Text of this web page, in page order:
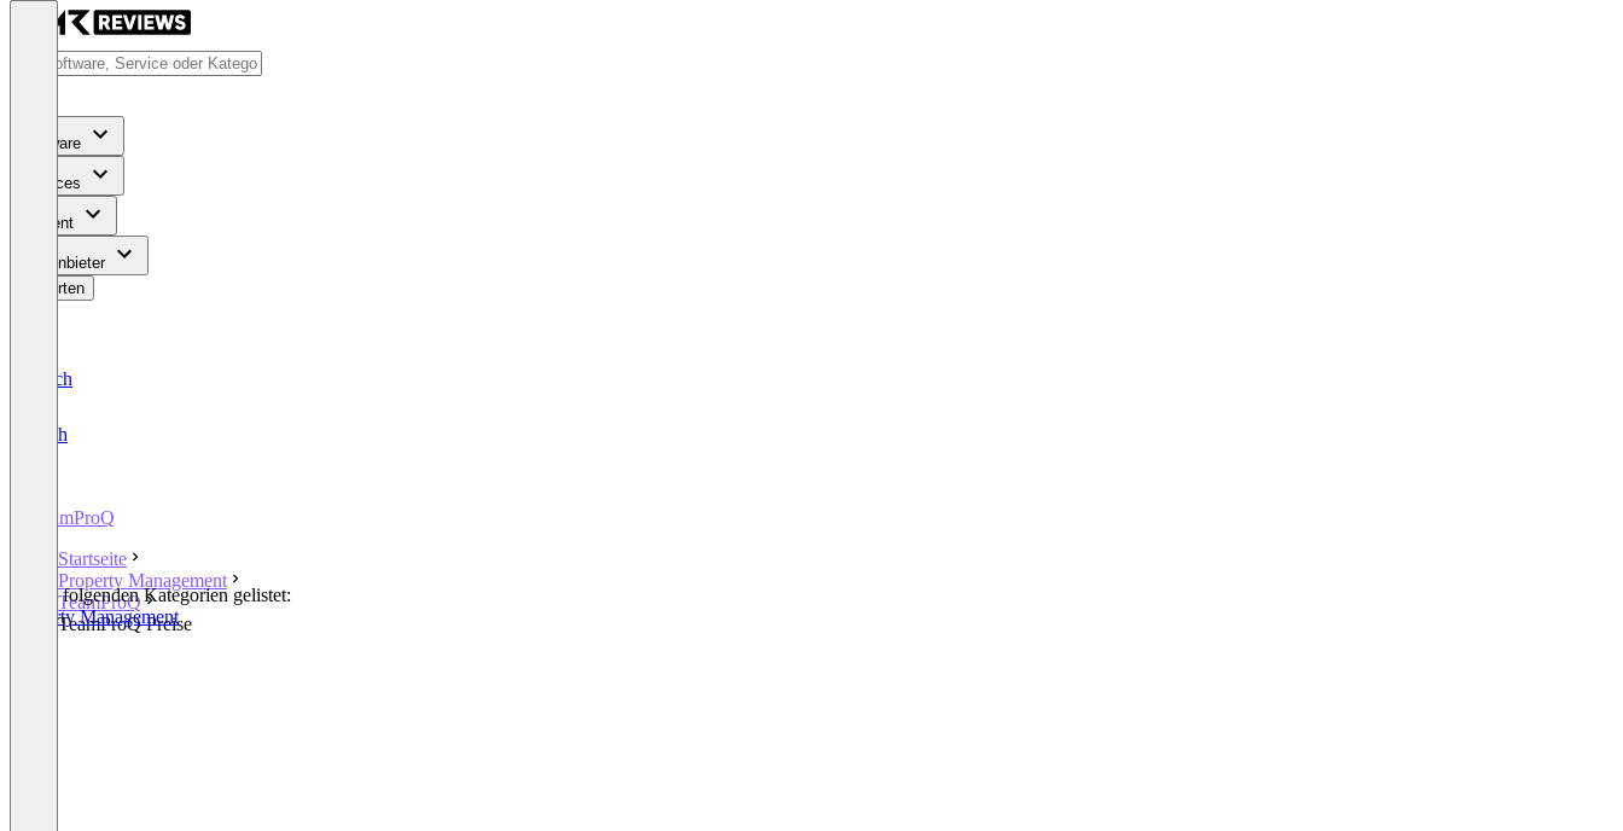
Software
Services
Content
Für Anbieter
Bewerten
Deutsch
English
TeamProQ
Startseite
Property Management
TeamProQ
TeamProQ Preise
In den folgenden Kategorien gelistet:
Property Management